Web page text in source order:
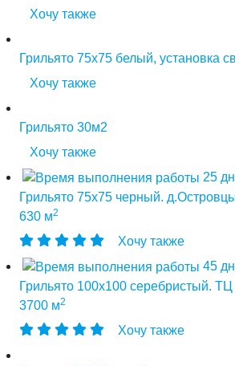
Хочу также
Грильято 75х75 белый, установка
Хочу также
Грильято 30м2
Хочу также
25
Грильято 75х75 черный.
630 м2
Хочу также
45
Грильято 100х100 серебристый.
3700 м2
Хочу также